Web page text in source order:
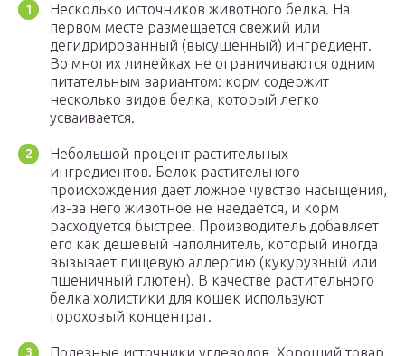
Несколько источников животного белка. На
первом месте размещается свежий или
дегидрированный (высушенный) ингредиент.
Во многих линейках не ограничиваются одним
питательным вариантом: корм содержит
несколько видов белка, который легко
усваивается.
Небольшой процент растительных
ингредиентов. Белок растительного
происхождения дает ложное чувство насыщения,
из-за него животное не наедается, и корм
расходуется быстрее. Производитель добавляет
его как дешевый наполнитель, который иногда
вызывает пищевую аллергию (кукурузный или
пшеничный глютен). В качестве растительного
белка холистики для кошек используют
гороховый концентрат.
Полезные источники углеводов. Хороший товар